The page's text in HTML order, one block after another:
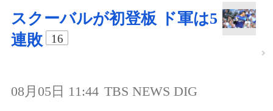
スクーバルが初登板 ド軍は5
連敗
16
08月05日 11:44 TBS NEWS DIG